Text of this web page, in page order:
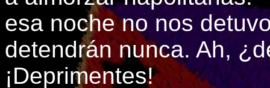
esa noche no nos
detendrán nunca. Ah,
¡Deprimentes!